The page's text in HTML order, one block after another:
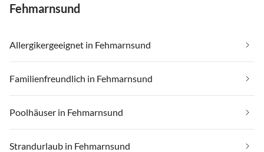
Fehmarnsund
Allergikergeeignet in Fehmarnsund
Familienfreundlich in Fehmarnsund
Poolhäuser in Fehmarnsund
Strandurlaub in Fehmarnsund